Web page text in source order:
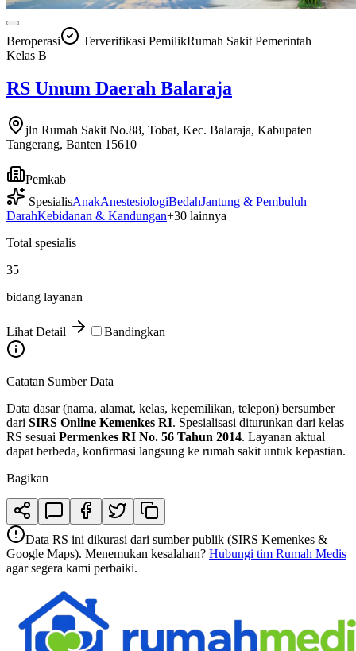
Beroperasi Terverifikasi PemilikRumah Sakit Pemerintah
Kelas B
RS Umum Daerah Balaraja
jln Rumah Sakit No.88, Tobat, Kec. Balaraja, Kabupaten
Tangerang, Banten 15610
Pemkab
SpesialisAnakAnestesiologiBedahJantung & Pembuluh
DarahKebidanan & Kandungan+30 lainnya
Total spesialis
35
bidang layanan
Lihat Detail Bandingkan
Catatan Sumber Data
Data dasar (nama, alamat, kelas, kepemilikan, telepon) bersumber
dari SIRS Online Kemenkes RI. Spesialisasi diturunkan dari kelas
RS sesuai Permenkes RI No. 56 Tahun 2014. Layanan aktual
dapat berbeda, konfirmasi langsung ke rumah sakit untuk kepastian.
Bagikan
Data RS ini dikurasi dari sumber publik (SIRS Kemenkes &
Google Maps). Menemukan kesalahan? Hubungi tim Rumah Medis
agar segera kami perbaiki.